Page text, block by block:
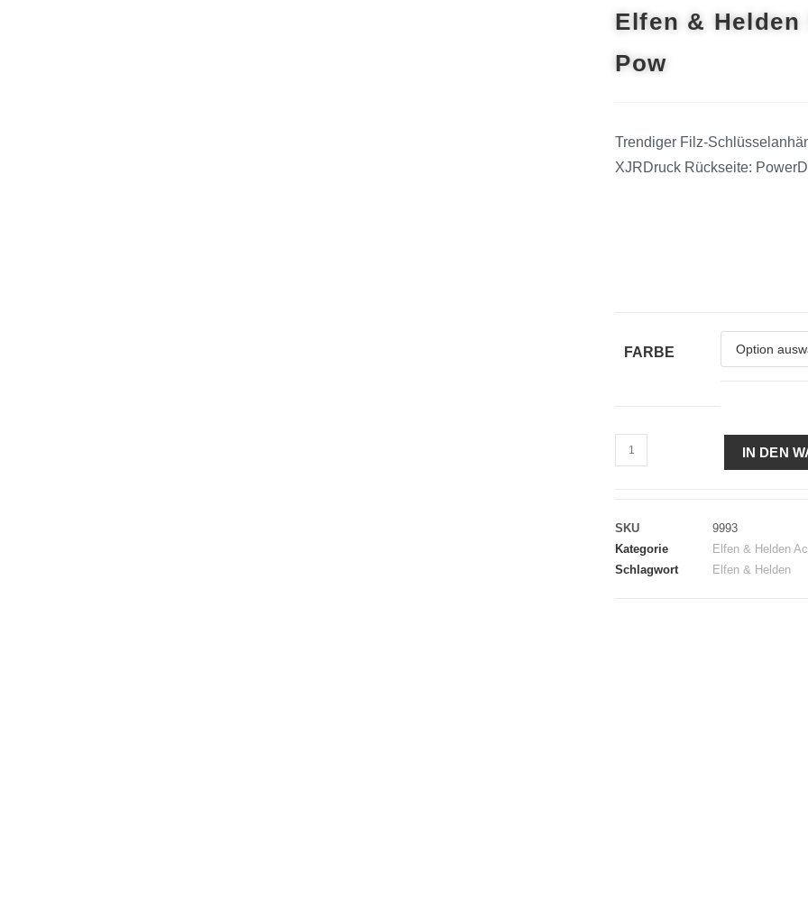
Elfen &
Pow
Trendiger Filz-
XJRDruck Rückseite:
FARBE
IN DEN
SKU
9993
Kategorie
Elfen & Helden
Schlagwort
Elfen & Helden